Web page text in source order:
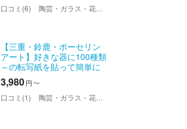
口コミ(6) 陶芸・ガラス・花キャンドル教室ちよの＜鈴鹿店＞
【三重・鈴鹿・ポーセリン
アート】好きな器に100種類
～の転写紙を貼って簡単に
高級感のある器を作ろう！
（1個制作）
3,980円 〜
口コミ(1) 陶芸・ガラス・花キャンドル教室ちよの＜鈴鹿店＞